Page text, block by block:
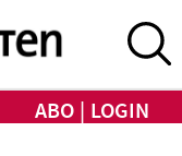
ABO LOGIN